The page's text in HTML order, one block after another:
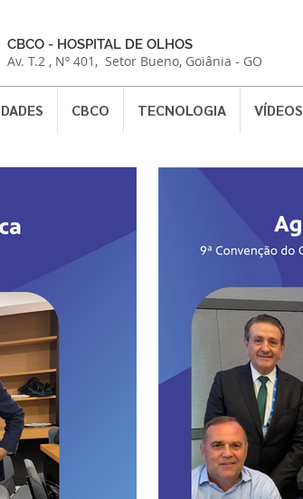
CBCO - HOSPITAL DE OLHOS
Av. T.2 , Nº 401, Setor Bueno, Goiânia - GO
CBCO TECNOLOGIA VÍDEOS